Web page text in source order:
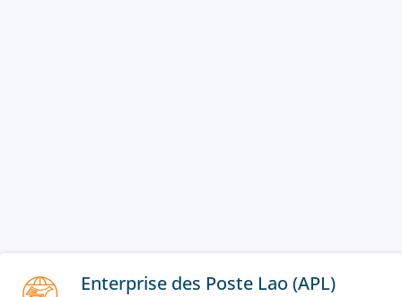
Enterprise des Poste Lao (APL)